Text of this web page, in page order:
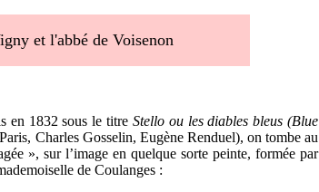
et l'abbé de Voisenon
en 1832 sous le titre Stello ou les diables bleus (Blue
Charles Gosselin, Eugène Renduel), on tombe au
», sur l’image en quelque sorte peinte, formée par
de Coulanges :